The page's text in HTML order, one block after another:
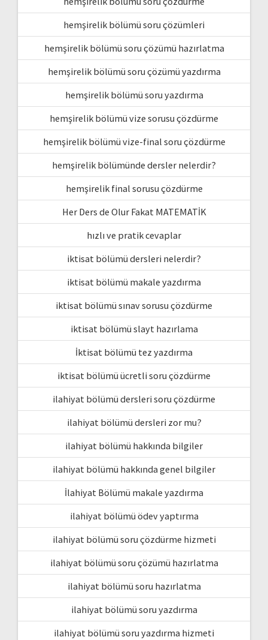
hemşirelik bölümü soru çözümleri
hemşirelik bölümü soru çözümü hazırlatma
hemşirelik bölümü soru çözümü yazdırma
hemşirelik bölümü soru yazdırma
hemşirelik bölümü vize sorusu çözdürme
hemşirelik bölümü vize-final soru çözdürme
hemşirelik bölümünde dersler nelerdir?
hemşirelik final sorusu çözdürme
Her Ders de Olur Fakat MATEMATİK
hızlı ve pratik cevaplar
iktisat bölümü dersleri nelerdir?
iktisat bölümü makale yazdırma
iktisat bölümü sınav sorusu çözdürme
iktisat bölümü slayt hazırlama
İktisat bölümü tez yazdırma
iktisat bölümü ücretli soru çözdürme
ilahiyat bölümü dersleri soru çözdürme
ilahiyat bölümü dersleri zor mu?
ilahiyat bölümü hakkında bilgiler
ilahiyat bölümü hakkında genel bilgiler
İlahiyat Bölümü makale yazdırma
ilahiyat bölümü ödev yaptırma
ilahiyat bölümü soru çözdürme hizmeti
ilahiyat bölümü soru çözümü hazırlatma
ilahiyat bölümü soru hazırlatma
ilahiyat bölümü soru yazdırma
ilahiyat bölümü soru yazdırma hizmeti